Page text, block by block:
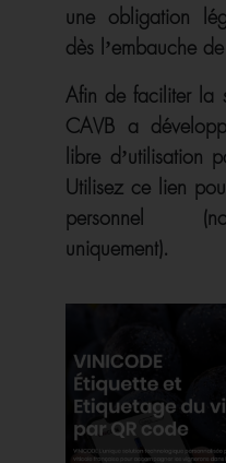
une obligation
dès l’embauche
Afin de faciliter la
CAVB a
libre d’utilisation
Utilisez ce lien
personnel
uniquement).